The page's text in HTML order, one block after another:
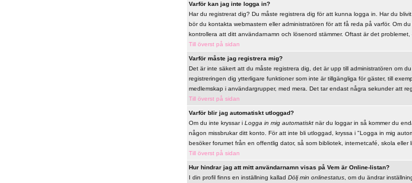
Varför kan jag inte logga in?
Har du registrerat dig? Du måste registrera dig för att kunna logga in. Har du
bör du kontakta webmastern eller administratören för att få reda på varför. Om
kontrollera att ditt användarnamn och lösenord stämmer. Oftast är det problemet,
Till överst på sidan
Varför måste jag registrera mig?
Det är inte säkert att du måste registrera dig, det är upp till administratören om
registreringen dig ytterligare funktioner som inte är tillgängliga för gäster, till
medlemskap i användargrupper, med mera. Det tar endast några sekunder att
Till överst på sidan
Varför blir jag automatiskt utloggad?
Om du inte kryssar i Logga in mig automatisktnär du loggar in så kommer du
någon missbrukar ditt konto. För att inte bli utloggad, kryssa i "Logga in mig
besöker forumet från en offentlig dator, så som bibliotek, internetcafé, skola eller
Till överst på sidan
Hur hindrar jag att mitt användarnamn visas på Vem är Online-listan?
I din profil finns en inställning kallad Dölj min onlinestatus, om du ändrar